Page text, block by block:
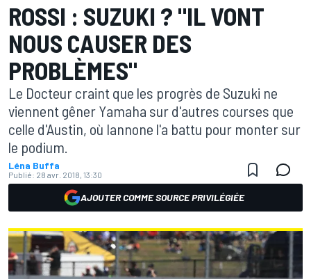
ROSSI : SUZUKI ? "IL VONT
NOUS CAUSER DES
PROBLÈMES"
Le Docteur craint que les progrès de Suzuki ne
viennent gêner Yamaha sur d'autres courses que
celle d'Austin, où Iannone l'a battu pour monter sur
le podium.
Léna Buffa
Publié: 28 avr. 2018, 13:30
AJOUTER COMME SOURCE PRIVILÉGIÉE